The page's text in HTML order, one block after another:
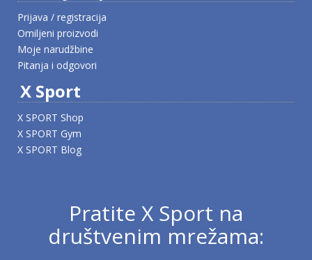
Prijava / registracija
Omiljeni proizvodi
Moje narudžbine
Pitanja i odgovori
X Sport
X SPORT Shop
X SPORT Gym
X SPORT Blog
Pratite X Sport na
društvenim mrežama: